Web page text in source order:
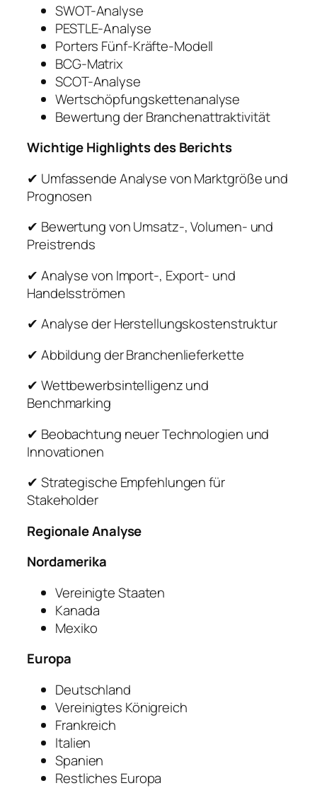
SWOT-Analyse
PESTLE-Analyse
Porters Fünf-Kräfte-Modell
BCG-Matrix
SCOT-Analyse
Wertschöpfungskettenanalyse
Bewertung der Branchenattraktivität
Wichtige Highlights des Berichts
✔ Umfassende Analyse von Marktgröße und
Prognosen
✔ Bewertung von Umsatz-, Volumen- und
Preistrends
✔ Analyse von Import-, Export- und
Handelsströmen
✔ Analyse der Herstellungskostenstruktur
✔ Abbildung der Branchenlieferkette
✔ Wettbewerbsintelligenz und
Benchmarking
✔ Beobachtung neuer Technologien und
Innovationen
✔ Strategische Empfehlungen für
Stakeholder
Regionale Analyse
Nordamerika
Vereinigte Staaten
Kanada
Mexiko
Europa
Deutschland
Vereinigtes Königreich
Frankreich
Italien
Spanien
Restliches Europa